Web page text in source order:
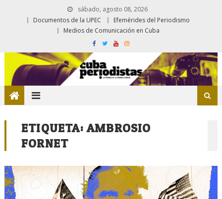
sábado, agosto 08, 2026
Documentos de la UPEC
Efemérides del Periodismo
Medios de Comunicación en Cuba
ETIQUETA:AMBROSIO
FORNET